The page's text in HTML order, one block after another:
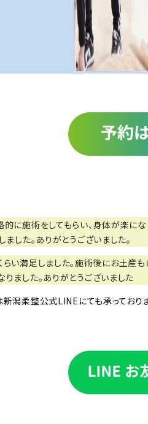
に施術をしてもらい、身体が楽に
した。ありがとうございました。
い満足しました。施術後にお土産
ました。ありがとうございました
潟柔整公式LINEにても承っており